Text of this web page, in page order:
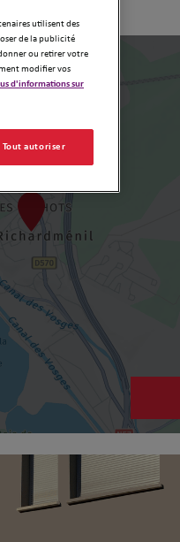
utilisent des
de la publicité
ou retirer votre
modifier vos
d'informations sur
Tout autoriser